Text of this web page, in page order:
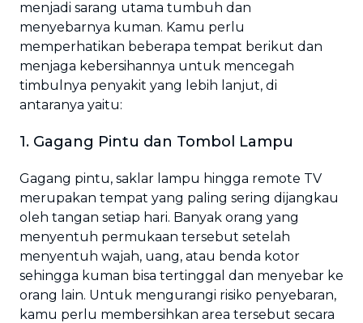
menjadi sarang utama tumbuh dan
menyebarnya kuman. Kamu perlu
memperhatikan beberapa tempat berikut dan
menjaga kebersihannya untuk mencegah
timbulnya penyakit yang lebih lanjut, di
antaranya yaitu:
1. Gagang Pintu dan Tombol Lampu
Gagang pintu, saklar lampu hingga remote TV
merupakan tempat yang paling sering dijangkau
oleh tangan setiap hari. Banyak orang yang
menyentuh permukaan tersebut setelah
menyentuh wajah, uang, atau benda kotor
sehingga kuman bisa tertinggal dan menyebar ke
orang lain. Untuk mengurangi risiko penyebaran,
kamu perlu membersihkan area tersebut secara